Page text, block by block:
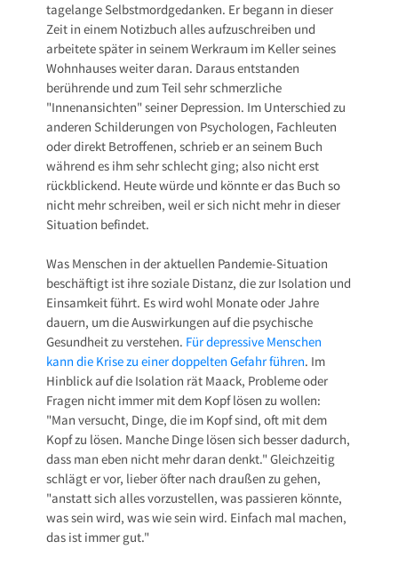
tagelange Selbstmordgedanken. Er begann in dieser
Zeit in einem Notizbuch alles aufzuschreiben und
arbeitete später in seinem Werkraum im Keller seines
Wohnhauses weiter daran. Daraus entstanden
berührende und zum Teil sehr schmerzliche
"Innenansichten" seiner Depression. Im Unterschied zu
anderen Schilderungen von Psychologen, Fachleuten
oder direkt Betroffenen, schrieb er an seinem Buch
während es ihm sehr schlecht ging; also nicht erst
rückblickend. Heute würde und könnte er das Buch so
nicht mehr schreiben, weil er sich nicht mehr in dieser
Situation befindet.
Was Menschen in der aktuellen Pandemie-Situation
beschäftigt ist ihre soziale Distanz, die zur Isolation und
Einsamkeit führt. Es wird wohl Monate oder Jahre
dauern, um die Auswirkungen auf die psychische
Gesundheit zu verstehen. Für depressive Menschen
kann die Krise zu einer doppelten Gefahr führen. Im
Hinblick auf die Isolation rät Maack, Probleme oder
Fragen nicht immer mit dem Kopf lösen zu wollen:
"Man versucht, Dinge, die im Kopf sind, oft mit dem
Kopf zu lösen. Manche Dinge lösen sich besser dadurch,
dass man eben nicht mehr daran denkt." Gleichzeitig
schlägt er vor, lieber öfter nach draußen zu gehen,
"anstatt sich alles vorzustellen, was passieren könnte,
was sein wird, was wie sein wird. Einfach mal machen,
das ist immer gut."